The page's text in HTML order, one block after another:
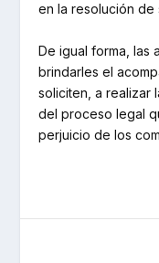
en la resolución de
De igual forma, las
brindarles el
soliciten, a realizar
del proceso legal
perjuicio de los